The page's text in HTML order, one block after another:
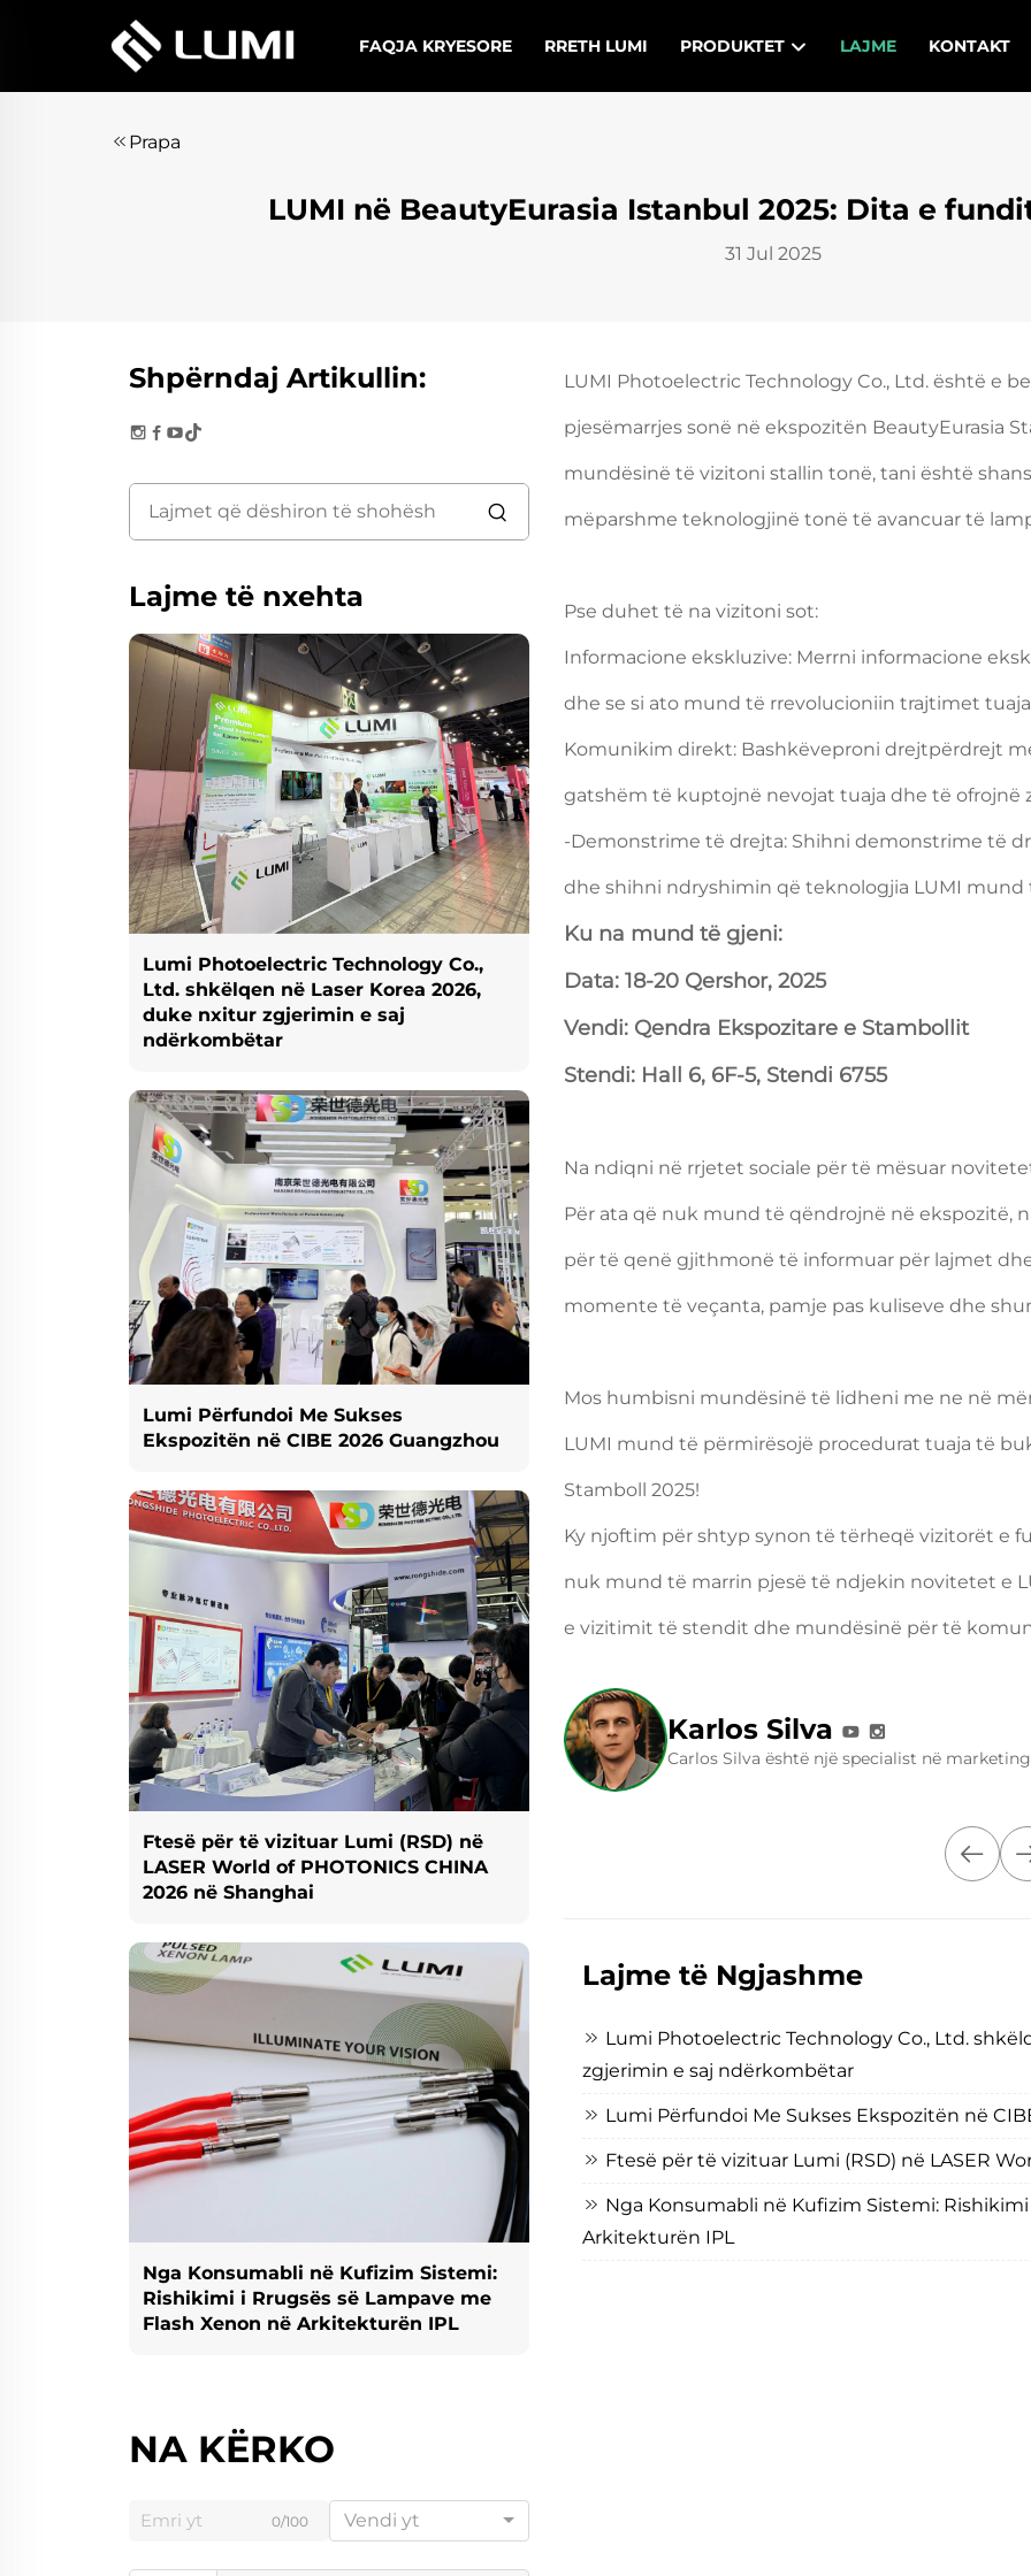
FAQJA KRYESORE RRETH LUMI PRODUKTET LAJME KONTAKT
Prapa
LUMI në BeautyEurasia Istanbul 2025: Dita e
31 Jul 2025
Shpërndaj Artikullin:
Lajme të nxehta
Lumi Photoelectric Technology Co.,
Ltd. shkëlqen në Laser Korea 2026,
duke nxitur zgjerimin e saj
ndërkombëtar
Lumi Përfundoi Me Sukses
Ekspozitën në CIBE 2026 Guangzhou
Ftesë për të vizituar Lumi (RSD) në
LASER World of PHOTONICS CHINA
2026 në Shanghai
Nga Konsumabli në Kufizim Sistemi:
Rishikimi i Rrugsës së Lampave me
Flash Xenon në Arkitekturën IPL
NA KËRKO
0/100 Vendi yt
LUMI Photoelectric Technology Co., Ltd. është e
pjesëmarrjes sonë në ekspozitën BeautyEurasia
mundësinë të vizitoni stallin tonë, tani është
mëparshme teknologjinë tonë të avancuar të
Pse duhet të na vizitoni sot:
Informacione ekskluzive: Merrni informacione
dhe se si ato mund të rrevolucioniin trajtimet
Komunikim direkt: Bashkëveproni drejtpërdrejt
gatshëm të kuptojnë nevojat tuaja dhe të ofrojnë
-Demonstrime të drejta: Shihni demonstrime të
dhe shihni ndryshimin që teknologjia LUMI mund
Ku na mund të gjeni:
Data: 18-20 Qershor, 2025
Vendi: Qendra Ekspozitare e Stambollit
Stendi: Hall 6, 6F-5, Stendi 6755
Na ndiqni në rrjetet sociale për të mësuar
Për ata që nuk mund të qëndrojnë në ekspozitë,
për të qenë gjithmonë të informuar për lajmet
momente të veçanta, pamje pas kuliseve dhe
Mos humbisni mundësinë të lidheni me ne në
LUMI mund të përmirësojë procedurat tuaja të
Stamboll 2025!
Ky njoftim për shtyp synon të tërheqë vizitorët e
nuk mund të marrin pjesë të ndjekin novitetet e
e vizitimit të stendit dhe mundësinë për të
Karlos Silva
Carlos Silva është një specialist në
Lajme të Ngjashme
Lumi Photoelectric Technology Co., Ltd.
zgjerimin e saj ndërkombëtar
Lumi Përfundoi Me Sukses Ekspozitën në
Ftesë për të vizituar Lumi (RSD) në LASER
Nga Konsumabli në Kufizim Sistemi:
Arkitekturën IPL